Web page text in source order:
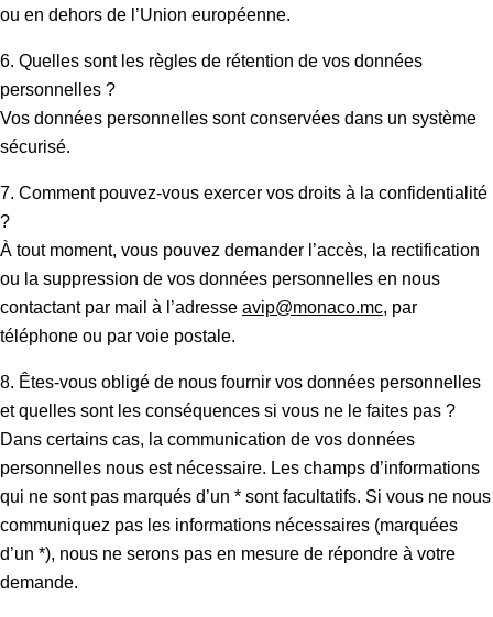
ou en dehors de l’Union européenne.
6. Quelles sont les règles de rétention de vos données
personnelles ?
Vos données personnelles sont conservées dans un système
sécurisé.
7. Comment pouvez-vous exercer vos droits à la confidentialité
?
À tout moment, vous pouvez demander l’accès, la rectification
ou la suppression de vos données personnelles en nous
contactant par mail à l’adresse avip@monaco.mc, par
téléphone ou par voie postale.
8. Êtes-vous obligé de nous fournir vos données personnelles
et quelles sont les conséquences si vous ne le faites pas ?
Dans certains cas, la communication de vos données
personnelles nous est nécessaire. Les champs d’informations
qui ne sont pas marqués d’un * sont facultatifs. Si vous ne nous
communiquez pas les informations nécessaires (marquées
d’un *), nous ne serons pas en mesure de répondre à votre
demande.